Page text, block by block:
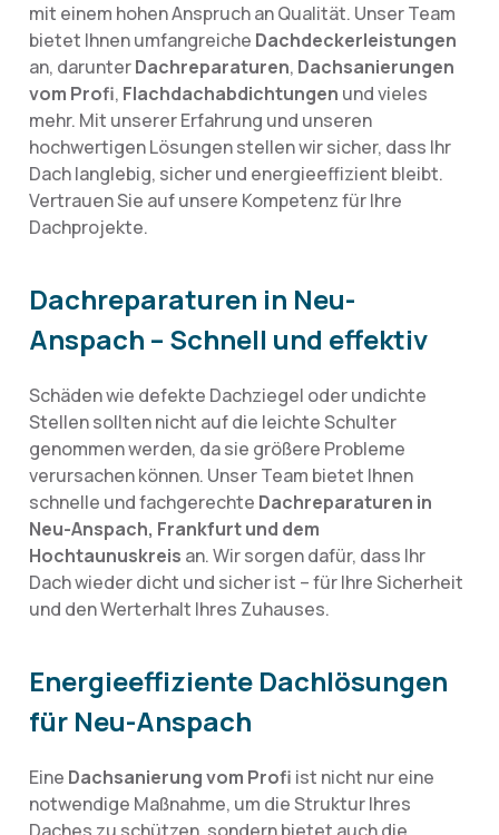
mit einem hohen Anspruch an Qualität. Unser Team
bietet Ihnen umfangreiche Dachdeckerleistungen
an, darunterDachreparaturen, Dachsanierungen
vom Profi, Flachdachabdichtungen und vieles
mehr. Mit unserer Erfahrung und unseren
hochwertigen Lösungen stellen wir sicher, dass Ihr
Dach langlebig, sicher und energieeffizient bleibt.
Vertrauen Sie auf unsere Kompetenz für Ihre
Dachprojekte.
Dachreparaturen in Neu-
Anspach – Schnell und effektiv
Schäden wie defekte Dachziegel oder undichte
Stellen sollten nicht auf die leichte Schulter
genommen werden, da sie größere Probleme
verursachen können. Unser Team bietet Ihnen
schnelle und fachgerechte Dachreparaturen in
Neu-Anspach, Frankfurt und dem
Hochtaunuskreis an. Wir sorgen dafür, dass Ihr
Dach wieder dicht und sicher ist – für Ihre Sicherheit
und den Werterhalt Ihres Zuhauses.
Energieeffiziente Dachlösungen
für Neu-Anspach
Eine Dachsanierung vom Profi ist nicht nur eine
notwendige Maßnahme, um die Struktur Ihres